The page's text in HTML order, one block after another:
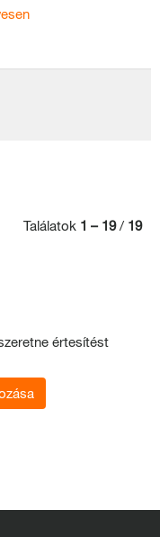
Találatok 1 – 19/ 19
értesítést